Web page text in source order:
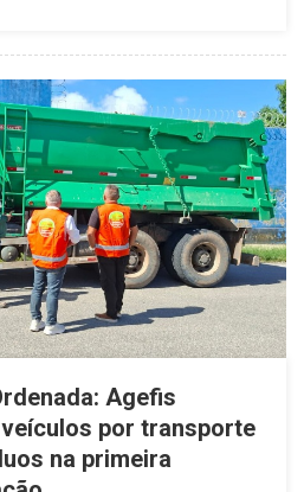
Agefis
por transporte
na primeira